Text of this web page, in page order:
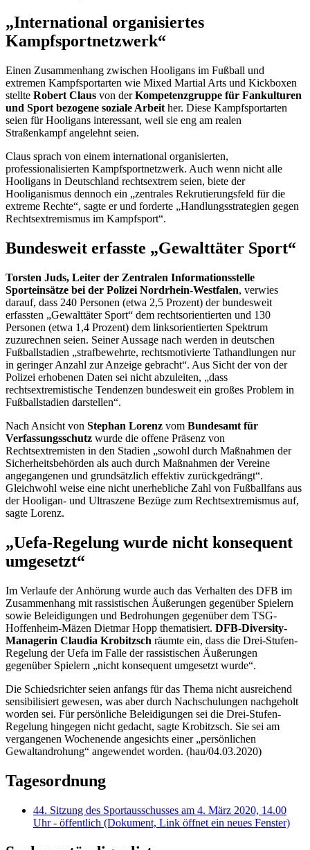
„International organisiertes
Kampfsportnetzwerk“
Einen Zusammenhang zwischen Hooligans im Fußball und
extremen Kampfsportarten wie Mixed Martial Arts und Kickboxen
stellte Robert Claus von derKompetenzgruppe für Fankulturen
und Sport bezogene soziale Arbeit her. Diese Kampfsportarten
seien fürHooligans interessant, weil sie eng am realen
Straßenkampf angelehnt seien.
Claus sprach von einem international organisierten,
professionalisierten Kampfsportnetzwerk. Auch wenn nicht alle
Hooligans in Deutschland rechtsextrem seien, biete der
Hooliganismus dennoch ein „zentrales Rekrutierungsfeld für die
extreme Rechte“, sagte er und forderte „Handlungsstrategien gegen
Rechtsextremismus im Kampfsport“.
Bundesweit erfasste „Gewalttäter Sport“
Torsten Juds, Leiter der Zentralen Informationsstelle
Sporteinsätze bei der Polizei Nordrhein-Westfalen, verwies
darauf, dass 240 Personen (etwa 2,5 Prozent) der bundesweit
erfassten „Gewalttäter Sport“ dem rechtsorientierten und 130
Personen (etwa 1,4 Prozent) dem linksorientierten Spektrum
zuzurechnen seien. Seiner Aussage nach werden in deutschen
Fußballstadien „strafbewehrte, rechtsmotivierte Tathandlungen nur
in geringer Anzahl zur Anzeige gebracht“. Aus Sicht der von der
Polizei erhobenen Daten sei nicht abzuleiten, „dass
rechtsextremistische Tendenzen bundesweit ein großes Problem in
Fußballstadien darstellen“.
Nach Ansicht von Stephan Lorenz vom Bundesamt für
Verfassungsschutz wurde die offene Präsenz von
Rechtsextremisten in den Stadien „sowohl durch Maßnahmen der
Sicherheitsbehörden als auch durch Maßnahmen der Vereine
angegangenen und grundsätzlich effektiv zurückgedrängt“.
Gleichwohl weise eine nicht unerhebliche Zahl von Fußballfans aus
derHooligan- und Ultraszene Bezüge zum Rechtsextremismus auf,
sagte Lorenz.
„Uefa-Regelung wurde nicht konsequent
umgesetzt“
Im Verlaufe der Anhörung wurde auch das Verhalten des DFB im
Zusammenhang mit rassistischen Äußerungen gegenüber Spielern
sowie Beleidigungen und Bedrohungen gegenüber dem TSG-
Hoffenheim-Mäzen Dietmar Hopp thematisiert. DFB-Diversity-
Managerin Claudia Krobitzsch räumte ein, dass die Drei-Stufen-
Regelung der Uefa im Falle der rassistischen Äußerungen
gegenüber Spielern „nicht konsequent umgesetzt wurde“.
Die Schiedsrichter seien anfangs für das Thema nicht ausreichend
sensibilisiert gewesen, was aber durch Nachschulungen nachgeholt
worden sei. Für persönliche Beleidigungen sei die Drei-Stufen-
Regelung hingegen nicht gedacht, sagte Krobitzsch. Sie sei am
vergangenen Wochenende angesichts einer „persönlichen
Gewaltandrohung“ angewendet worden. (hau/04.03.2020)
Tagesordnung
44. Sitzung des Sportausschusses am 4. März 2020, 14.00
Uhr - öffentlich (Dokument, Link öffnet ein neues Fenster)